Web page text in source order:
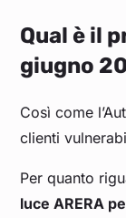
Qual è il
giugno
Così come
clienti
Per quanto
luce ARERA